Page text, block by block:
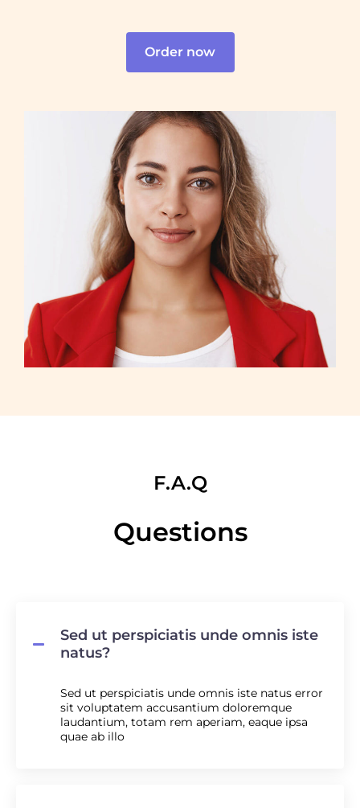
Order now
F.A.Q
Questions
Sed ut perspiciatis unde omnis iste
natus?
Sed ut perspiciatis unde omnis iste natus error
sit voluptatem accusantium doloremque
laudantium, totam rem aperiam, eaque ipsa
quae ab illo